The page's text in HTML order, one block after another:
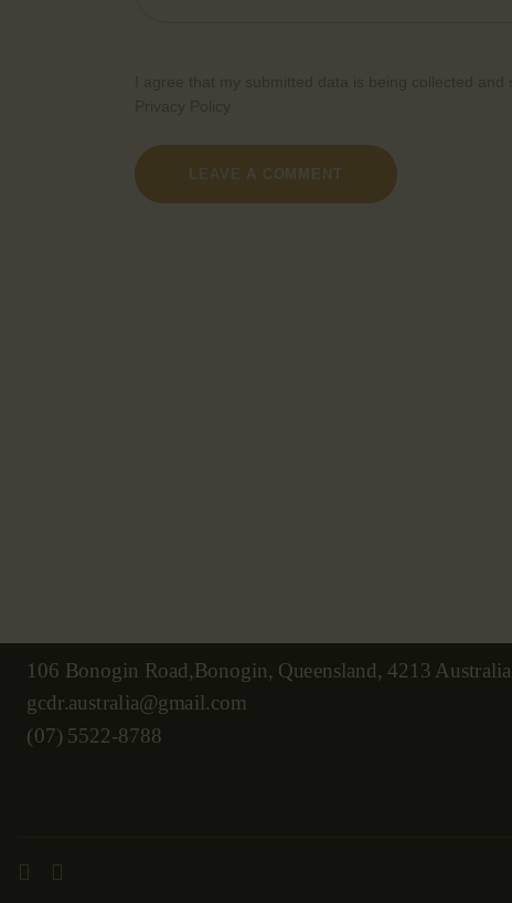
106 Bonogin Road,Bonogin, Queensland, 4213 Australia
gcdr.australia@gmail.com
(07) 5522-8788